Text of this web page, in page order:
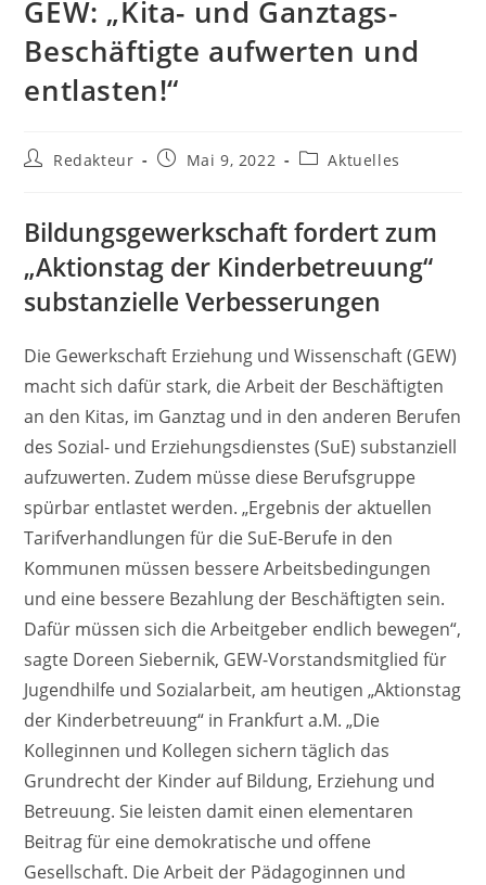
GEW: „Kita- und Ganztags-
Beschäftigte aufwerten und
entlasten!“
Beitrags-
Redakteur
BeitragMai 9, 2022
Beitrags-
Aktuelles
Bildungsgewerkschaft fordert zum
„Aktionstag der Kinderbetreuung“
substanzielle Verbesserungen
Die Gewerkschaft Erziehung und Wissenschaft (GEW)
macht sich dafür stark, die Arbeit der Beschäftigten
an den Kitas, im Ganztag und in den anderen Berufen
des Sozial- und Erziehungsdienstes (SuE) substanziell
aufzuwerten. Zudem müsse diese Berufsgruppe
spürbar entlastet werden. „Ergebnis der aktuellen
Tarifverhandlungen für die SuE-Berufe in den
Kommunen müssen bessere Arbeitsbedingungen
und eine bessere Bezahlung der Beschäftigten sein.
Dafür müssen sich die Arbeitgeber endlich bewegen“,
sagte Doreen Siebernik, GEW-Vorstandsmitglied für
Jugendhilfe und Sozialarbeit, am heutigen „Aktionstag
der Kinderbetreuung“ in Frankfurt a.M. „Die
Kolleginnen und Kollegen sichern täglich das
Grundrecht der Kinder auf Bildung, Erziehung und
Betreuung. Sie leisten damit einen elementaren
Beitrag für eine demokratische und offene
Gesellschaft. Die Arbeit der Pädagoginnen und